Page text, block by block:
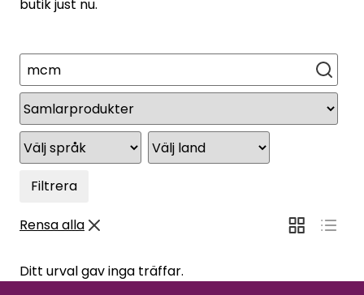
butik just nu.
Sök
Filtrera
Rensa alla
Ditt urval gav inga träffar.